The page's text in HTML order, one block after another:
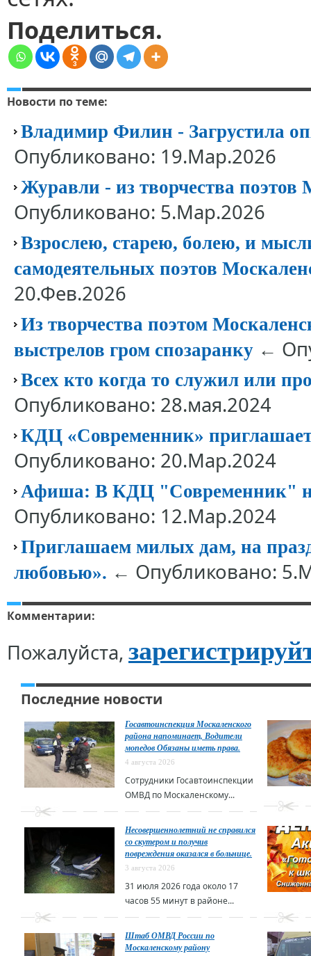
Поделиться.
3
Новости по теме:
Владимир Филин - Загрустила
Опубликовано: 19.Мар.2026
Журавли - из творчества поэтов
Опубликовано: 5.Мар.2026
Взрослею, старею, болею, и
самодеятельных поэтов
20.Фев.2026
Из творчества поэтом
выстрелов гром спозаранку ←
Всех кто когда то служил или
Опубликовано: 28.мая.2024
КДЦ «Современник»
Опубликовано: 20.Мар.2024
Афиша: В КДЦ "Современник"
Опубликовано: 12.Мар.2024
Приглашаем милых дам, на
любовью». ← Опубликовано:
Комментарии:
Пожалуйста,
Последние новости
Госавтоинспекция Москаленского
района напоминает, Водители
мопедов Обязаны иметь права.
4 августа 2026
Сотрудники Госавтоинспекции
ОМВД по Москаленскому...
Несовершеннолетний не справился
со скутером и получив
повреждения оказался в больнице.
3 августа 2026
31 июля 2026 года около 17
часов 55 минут в районе...
Штаб ОМВД России по
Москаленскому району